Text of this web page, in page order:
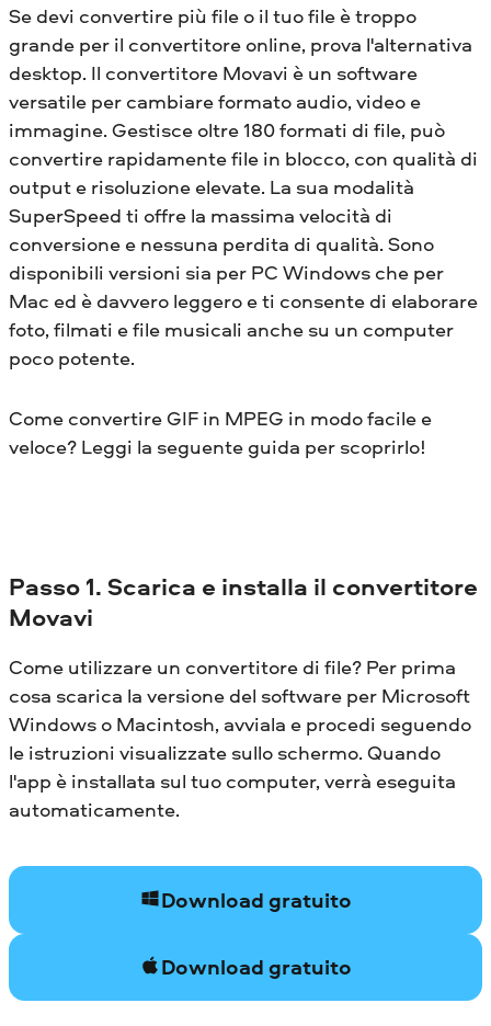
Se devi convertire più file o il tuo file è troppo
grande per il convertitore online, prova l'alternativa
desktop. Il convertitore Movavi è un software
versatile per cambiare formato audio, video e
immagine. Gestisce oltre 180 formati di file, può
convertire rapidamente file in blocco, con qualità di
output e risoluzione elevate. La sua modalità
SuperSpeed ​​ti offre la massima velocità di
conversione e nessuna perdita di qualità. Sono
disponibili versioni sia per PC Windows che per
Mac ed è davvero leggero e ti consente di elaborare
foto, filmati e file musicali anche su un computer
poco potente.
Come convertire GIF in MPEG in modo facile e
veloce? Leggi la seguente guida per scoprirlo!
Passo 1. Scarica e installa il convertitore
Movavi
Come utilizzare un convertitore di file? Per prima
cosa scarica la versione del software per Microsoft
Windows o Macintosh, avviala e procedi seguendo
le istruzioni visualizzate sullo schermo. Quando
l'app è installata sul tuo computer, verrà eseguita
automaticamente.
Download gratuito
Download gratuito